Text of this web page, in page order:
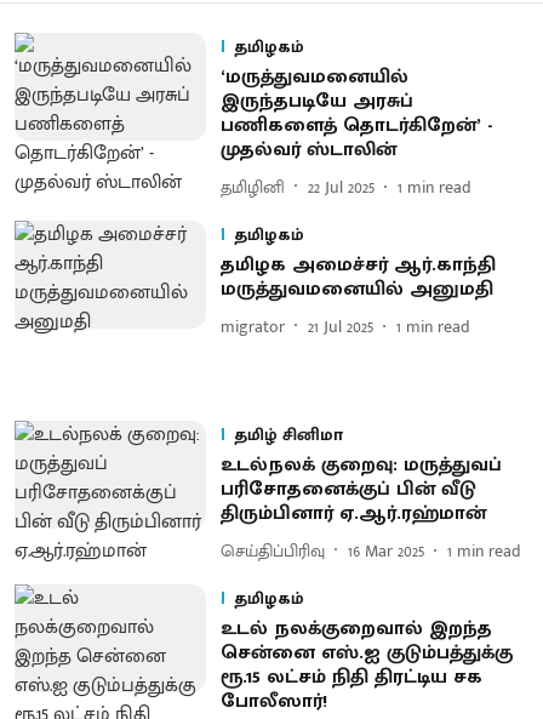
தமிழகம்
‘மருத்துவமனையில்
இருந்தபடியே அரசுப்
பணிகளைத் தொடர்கிறேன்’ -
முதல்வர் ஸ்டாலின்
தமிழினி 22 Jul 2025 1 min read
தமிழகம்
தமிழக அமைச்சர் ஆர்.காந்தி
மருத்துவமனையில் அனுமதி
migrator 21 Jul 2025 1 min read
தமிழ் சினிமா
உடல்நலக் குறைவு: மருத்துவப்
பரிசோதனைக்குப் பின் வீடு
திரும்பினார் ஏ.ஆர்.ரஹ்மான்
செய்திப்பிரிவு 16 Mar 2025 1 min read
தமிழகம்
உடல் நலக்குறைவால் இறந்த
சென்னை எஸ்.ஐ குடும்பத்துக்கு
ரூ.15 லட்சம் நிதி திரட்டிய சக
போலீஸார்!